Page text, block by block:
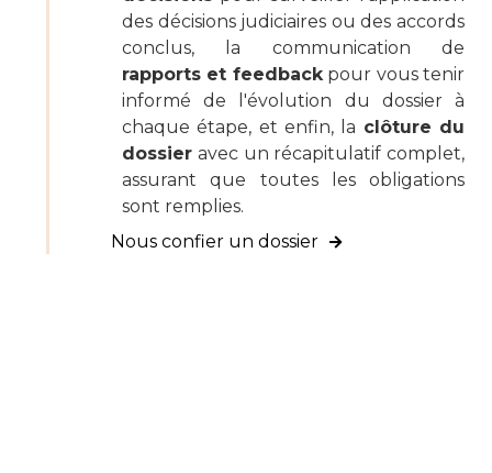
des décisions judiciaires ou des accords
conclus, la communication de
rapports et feedbackpour vous tenir
informé de l'évolution du dossier à
chaque étape, et enfin, la clôture du
dossier avec un récapitulatif complet,
assurant que toutes les obligations
sont remplies.
Nous confier un dossier
